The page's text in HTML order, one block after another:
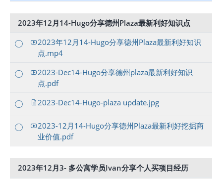
2023年12月14-Hugo分享德州Plaza最新利好知识点
2023年12月14-Hugo分享德州Plaza最新利好知识
点.mp4
2023-Dec14-Hugo分享德州plaza最新利好知识
点.pdf
2023-Dec14-Hugo-plaza update.jpg
2023-12月14-Hugo分享德州Plaza最新利好挖掘商
业价值.pdf
2023年12月3- 多公寓学员Ivan分享个人买项目经历